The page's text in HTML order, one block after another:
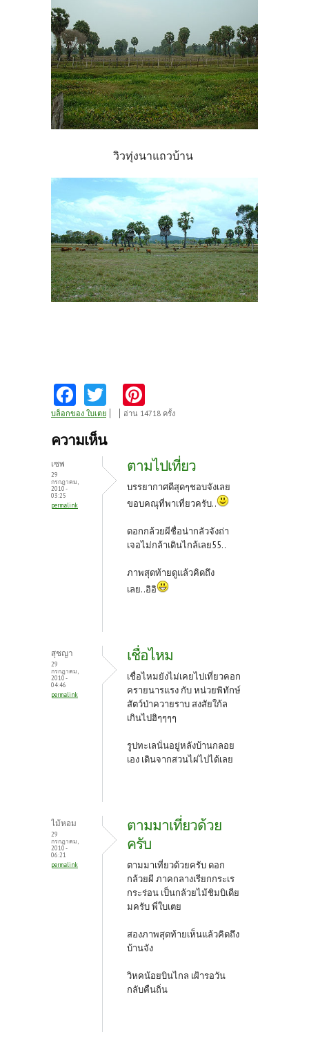
วิวทุ่งนาแถวบ้าน
Fa
ce
b
o
k
w
itt
nt
es
t
บล็อกของ ใบเตย อ่าน 14718 ครั้ง
ความเห็น
เซพ
29
กรกฎาคม,
2010 -
03:25
permalink
ตามไปเที่ยว
บรรยากาศดีสุดๆชอบจังเลย
ขอบคณุที่พาเที่ยวครับ..
ดอกกล้วยผีชื่อน่ากลัวจังถ่า
เจอไม่กล้าเดินไกล้เลย55..
ภาพสุดท้ายดูแล้วคิดถึง
เลย..อิอิ
สุชญา
29
กรกฎาคม,
2010 -
04:46
permalink
เชื่อไหม
เชื่อไหมยังไม่เคยไปเที่ยวคอก
ครายนารแรง กับ หน่วยพิทักษ์
สัตว์ป่าควายราบ สงสัยใก้ล
เกินไปฮิๆๆๆๆ
รูปทะเลนั่นอยู่หลังบ้านกลอย
เอง เดินจากสวนไผ่ไปได้เลย
ไม้หอม
29
กรกฎาคม,
2010 -
06:21
permalink
ตามมาเที่ยวด้วย
ครับ
ตามมาเที่ยวด้วยครับ ดอก
กล้วยผี ภาคกลางเรียกกระเร
กระร่อน เป็นกล้วยไม้ชิมบิเดีย
มครับ พี่ใบเตย
สองภาพสุดท้ายเห็นแล้วคิดถึง
บ้านจัง
วิหคน้อยบินไกล เฝ้ารอวัน
กลับคืนถิ่น